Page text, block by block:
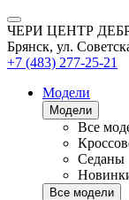
ЧЕРИ ЦЕНТР
Брянск, ул.
+7 (483) 277-25-21
Модели
Модели
Все
Седаны
Все модели